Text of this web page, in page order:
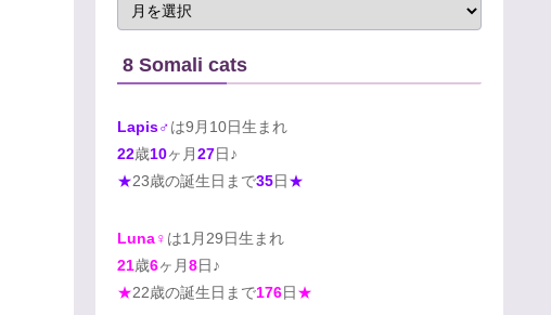
8 Somali cats
Lapis♂は9月10日生まれ
22歳10ヶ月27日♪
★23歳の誕生日まで35日★
Luna♀ は1月29日生まれ
21歳6ヶ月8日♪
★22歳の誕生日まで176日★